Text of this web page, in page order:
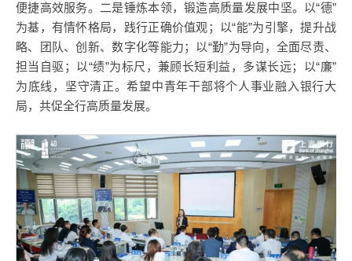
便捷高效服务。二是锤炼本领，锻造高质量发展中坚。以“德”
为基，有情怀格局，践行正确价值观；以“能”为引擎，提升战
略、团队、创新、数字化等能力；以“勤”为导向，全面尽责、
担当自驱；以“绩”为标尺，兼顾长短利益，多谋长远；以“廉”
为底线，坚守清正。希望中青年干部将个人事业融入银行大
局，共促全行高质量发展。